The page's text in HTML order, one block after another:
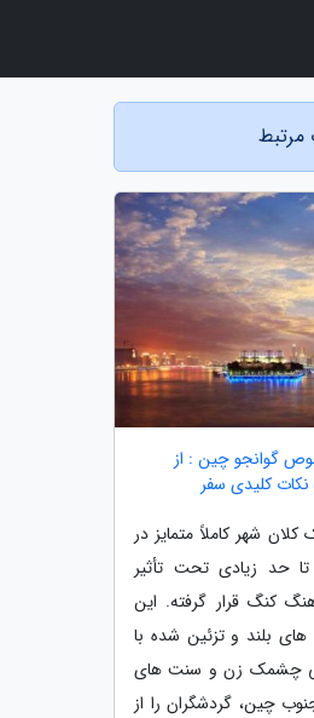
مرتبط
گوانجو چین : از
کلیدی سفر
شهر کاملاً متمایز در
حد زیادی تحت تأثیر
کنگ قرار گرفته. این
های بلند و تزئین شده با
چشمک زن و سنت های
چین، گردشگران را از